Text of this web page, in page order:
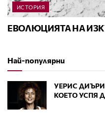
ИСТОРИЯ
ЕВОЛЮЦИЯТА НА
Най-популярни
УЕРИС
КОЕТО УСПЯ